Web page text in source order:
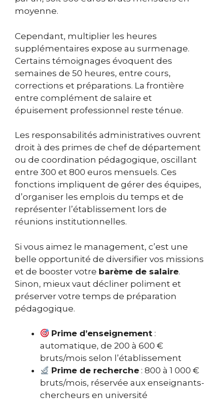
moyenne.
Cependant, multiplier les heures
supplémentaires expose au surmenage.
Certains témoignages évoquent des
semaines de 50 heures, entre cours,
corrections et préparations. La frontière
entre complément de salaire et
épuisement professionnel reste ténue.
Les responsabilités administratives ouvrent
droit à des primes de chef de département
ou de coordination pédagogique, oscillant
entre 300 et 800 euros mensuels. Ces
fonctions impliquent de gérer des équipes,
d’organiser les emplois du temps et de
représenter l’établissement lors de
réunions institutionnelles.
Si vous aimez le management, c’est une
belle opportunité de diversifier vos missions
et de booster votre barème de salaire.
Sinon, mieux vaut décliner poliment et
préserver votre temps de préparation
pédagogique.
Prime d’enseignement :
automatique, de 200 à 600 €
bruts/mois selon l’établissement
Prime de recherche : 800 à 1 000 €
bruts/mois, réservée aux enseignants-
chercheurs en université